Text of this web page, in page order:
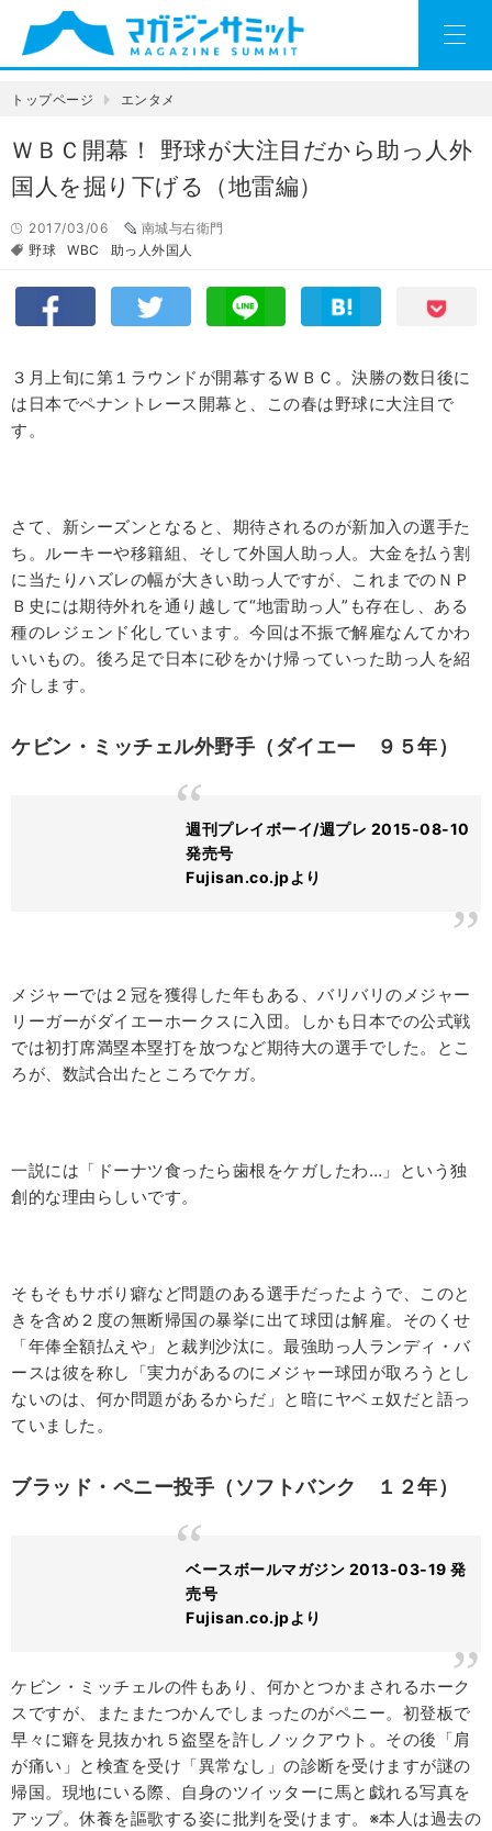
トップページ エンタメ
ＷＢＣ開幕！ 野球が大注目だから助っ人外
国人を掘り下げる（地雷編）
2017/03/06
南城与右衛門
野球
WBC 助っ人外国人
３月上旬に第１ラウンドが開幕するＷＢＣ。決勝の数日後に
は日本でペナントレース開幕と、この春は野球に大注目で
す。
さて、新シーズンとなると、期待されるのが新加入の選手た
ち。ルーキーや移籍組、そして外国人助っ人。大金を払う割
に当たりハズレの幅が大きい助っ人ですが、これまでのＮＰ
Ｂ史には期待外れを通り越して“地雷助っ人”も存在し、ある
種のレジェンド化しています。今回は不振で解雇なんてかわ
いいもの。後ろ足で日本に砂をかけ帰っていった助っ人を紹
介します。
ケビン・ミッチェル外野手（ダイエー ９５年）
週刊プレイボーイ/週プレ 2015-08-10
発売号
Fujisan.co.jpより
メジャーでは２冠を獲得した年もある、バリバリのメジャー
リーガーがダイエーホークスに入団。しかも日本での公式戦
では初打席満塁本塁打を放つなど期待大の選手でした。とこ
ろが、数試合出たところでケガ。
一説には「ドーナツ食ったら歯根をケガしたわ…」という独
創的な理由らしいです。
そもそもサボり癖など問題のある選手だったようで、このと
きを含め２度の無断帰国の暴挙に出て球団は解雇。そのくせ
「年俸全額払えや」と裁判沙汰に。最強助っ人ランディ・バ
ースは彼を称し「実力があるのにメジャー球団が取ろうとし
ないのは、何か問題があるからだ」と暗にヤベェ奴だと語っ
ていました。
ブラッド・ペニー投手（ソフトバンク １２年）
ベースボールマガジン 2013-03-19 発
売号
Fujisan.co.jpより
ケビン・ミッチェルの件もあり、何かとつかまされるホーク
スですが、またまたつかんでしまったのがペニー。初登板で
早々に癖を見抜かれ５盗塁を許しノックアウト。その後「肩
が痛い」と検査を受け「異常なし」の診断を受けますが謎の
帰国。現地にいる際、自身のツイッターに馬と戯れる写真を
アップ。休養を謳歌する姿に批判を受けます。※本人は過去の